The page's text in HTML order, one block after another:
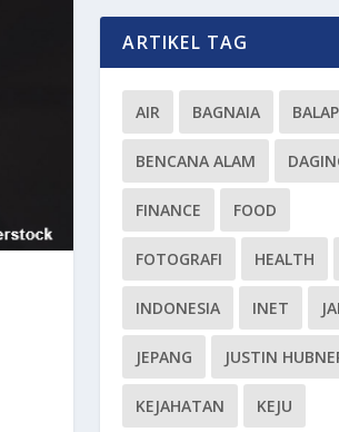
ARTIKEL TAG
AIR BAGNAIA
BENCANA ALAM
FINANCE FOOD
FOTOGRAFI HEALTH
INDONESIA INET
JEPANG JUSTIN
KEJAHATAN KEJU